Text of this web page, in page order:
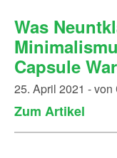
Was
Capsule
25. April 2021 -
Zum Artikel